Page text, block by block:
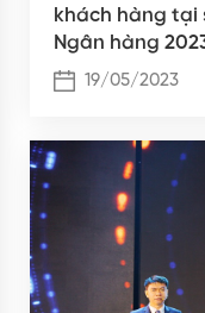
khách hàng tại
Ngân hàng
19/05/2023